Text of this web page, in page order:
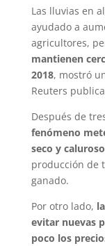
Las lluvias en
ayudado a
agricultores,
mantienen
2018, mostró
Reuters
Después de
fenómeno
seco y
producción de
ganado.
Por otro lado,
evitar nuevas
poco los